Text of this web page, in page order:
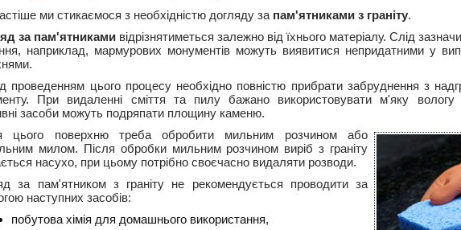
ми стикаємося з необхідністю догляду за пам'ятниками з граніту.
за пам'ятниками відрізнятиметься залежно від їхнього матеріалу. Слід
наприклад, мармурових монументів можуть виявитися непридатними у
проведенням цього процесу необхідно повністю прибрати забруднення з
При видаленні сміття та пилу бажано використовувати м'яку вологу
засоби можуть подряпати площину каменю.
цього поверхню треба обробити мильним розчином або
милом. Після обробки мильним розчином виріб з граніту
насухо, при цьому потрібно своєчасно видаляти розводи.
за пам'ятником з граніту не рекомендується проводити за
наступних засобів:
побутова хімія для домашнього використання,